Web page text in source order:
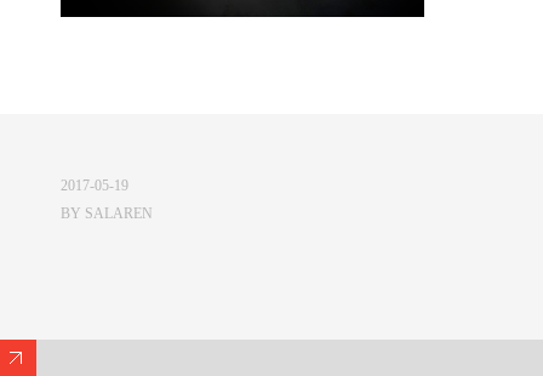
2017-05-19
BY SALAREN